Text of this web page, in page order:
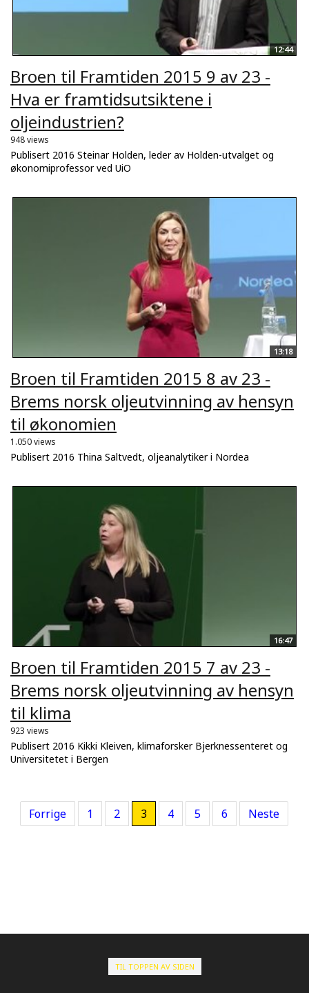
12:44
Broen til Framtiden 2015 9 av 23 -
Hva er framtidsutsiktene i
oljeindustrien?
948 views
Publisert 2016 Steinar Holden, leder av Holden-utvalget og
økonomiprofessor ved UiO
13:18
Broen til Framtiden 2015 8 av 23 -
Brems norsk oljeutvinning av hensyn
til økonomien
1.050 views
Publisert 2016 Thina Saltvedt, oljeanalytiker i Nordea
16:47
Broen til Framtiden 2015 7 av 23 -
Brems norsk oljeutvinning av hensyn
til klima
923 views
Publisert 2016 Kikki Kleiven, klimaforsker Bjerknessenteret og
Universitetet i Bergen
Forrige 1 2 3 4 5 6 Neste
TIL TOPPEN AV SIDEN